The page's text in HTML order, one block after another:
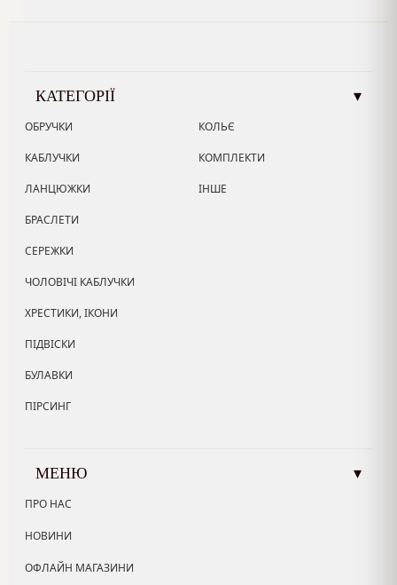
КАТЕГОРІЇ ▾
ОБРУЧКИ
КАБЛУЧКИ
ЛАНЦЮЖКИ
БРАСЛЕТИ
СЕРЕЖКИ
ЧОЛОВІЧІ КАБЛУЧКИ
ХРЕСТИКИ, ІКОНИ
ПІДВІСКИ
БУЛАВКИ
ПІРСИНГ
КОЛЬЄ
КОМПЛЕКТИ
ІНШЕ
МЕНЮ ▾
ПРО НАС
НОВИНИ
ОФЛАЙН МАГАЗИНИ